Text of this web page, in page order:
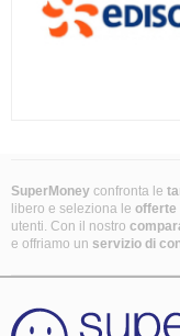
SuperMoney confronta le
libero e seleziona le offerte
utenti. Con il nostro
e offriamo un servizio di